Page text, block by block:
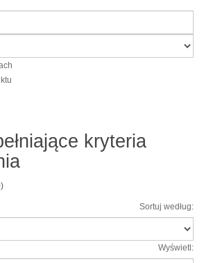
kryteria
Sortuj według:
Wyświetl: